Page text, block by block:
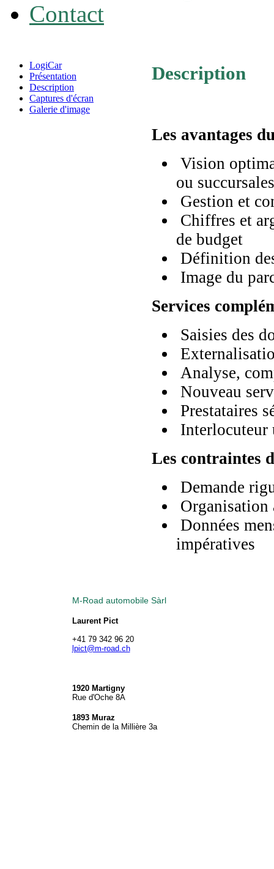
Contact
LogiCar
Présentation
Description
Captures d'écran
Galerie d'image
Description
Les avantages
Vision
ou
Gestion et
Chiffres et
de budget
Définition
Image du
Services
Saisies des
Analyse,
Nouveau
Prestataires
Interlocuteur
Les contraintes
Demande
Données
impératives
M-Road automobile Sàrl
Laurent Pict
+41 79 342 96 20
lpict@m-road.ch
1920 Martigny
Rue d'Oche 8A
1893 Muraz
Chemin de la Millière 3a